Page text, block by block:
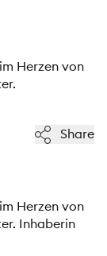
Herzen von
Share
Herzen von
Inhaberin